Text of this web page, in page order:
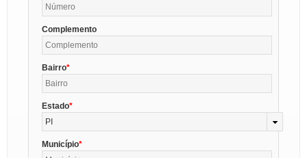
Complemento
Bairro
Estado
PI
Município